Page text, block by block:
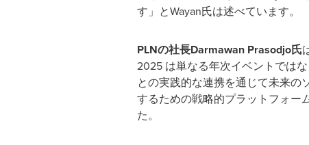
す」とWayan氏は述べています。
PLNの社長Darmawan Prasodjo氏
2025 は単なる年次イベントでは
との実践的な連携を通じて未来の
するための戦略的プラットフォー
た。